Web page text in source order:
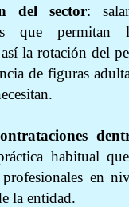
del sector:
que permitan
la rotación del
de figuras
habitual
en
la entidad.